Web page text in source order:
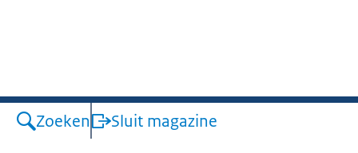
Zoeken Sluit magazine